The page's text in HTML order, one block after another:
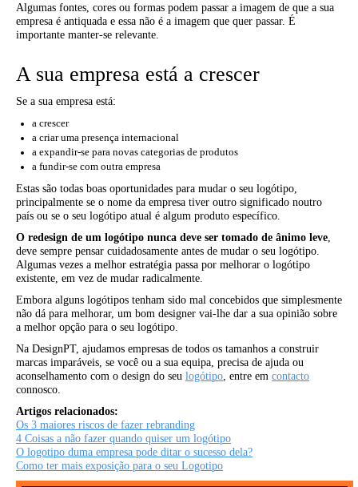
Algumas fontes, cores ou formas podem passar a imagem de que a sua
empresa é antiquada e essa não é a imagem que quer passar. É
importante manter-se relevante.
A sua empresa está a crescer
Se a sua empresa está:
a crescer
a criar uma presença internacional
a expandir-se para novas categorias de produtos
a fundir-se com outra empresa
Estas são todas boas oportunidades para mudar o seu logótipo,
principalmente se o nome da empresa tiver outro significado noutro
país ou se o seu logótipo atual é algum produto específico.
O redesign de um logótipo nunca deve ser tomado de ânimo leve
deve sempre pensar cuidadosamente antes de mudar o seu logótipo.
Algumas vezes a melhor estratégia passa por melhorar o logótipo
existente, em vez de mudar radicalmente.
Embora alguns logótipos tenham sido mal concebidos que simplesmente
não dá para melhorar, um bom designer vai-lhe dar a sua opinião sobre
a melhor opção para o seu logótipo.
Na DesignPT, ajudamos empresas de todos os tamanhos a construir
marcas imparáveis, se você ou a sua equipa, precisa de ajuda ou
aconselhamento com o design do seu logótipo , entre em contacto
connosco.
Artigos relacionados:
Os 3 maiores riscos de fazer rebranding
4 Coisas a não fazer quando quiser um logótipo
O logotipo duma empresa pode ditar o sucesso dela?
Como ter mais exposição para o seu Logotipo